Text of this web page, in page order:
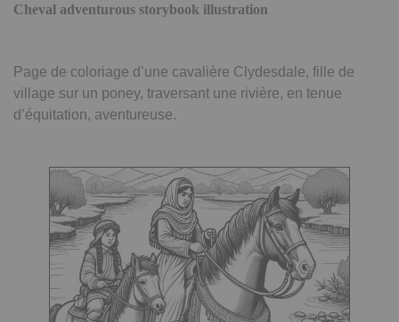
Cheval adventurous storybook illustration
Page de coloriage d’une cavalière Clydesdale, fille de
village sur un poney, traversant une rivière, en tenue
d’équitation, aventureuse.